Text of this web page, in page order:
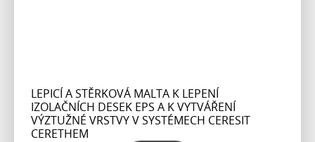
LEPICÍ A STĚRKOVÁ MALTA K LEPENÍ
IZOLAČNÍCH DESEK EPS A K VYTVÁŘENÍ
VÝZTUŽNÉ VRSTVY V SYSTÉMECH CERESIT
CERETHEM